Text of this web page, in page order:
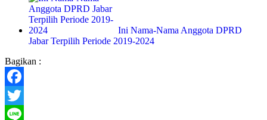
Ini Nama-Nama Anggota DPRD
Jabar Terpilih Periode 2019-2024
Bagikan :
Facebook
Twitter